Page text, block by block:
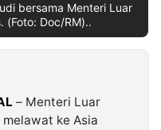
bersama Menteri Luar
(Foto: Doc/RM)..
– Menteri Luar
melawat ke Asia